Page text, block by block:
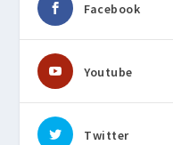
Facebook
Youtube
Twitter